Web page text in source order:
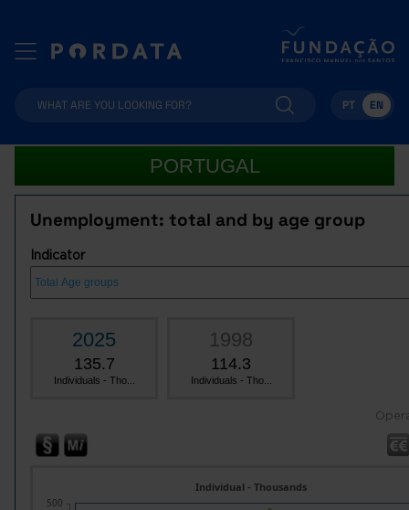
PT EN
PORTUGAL
Unemployment: total and by age group
Indicator
2025
135.7
Individuals - Tho...
1998
114.3
Individuals - Tho...
Individual - Thousands
500